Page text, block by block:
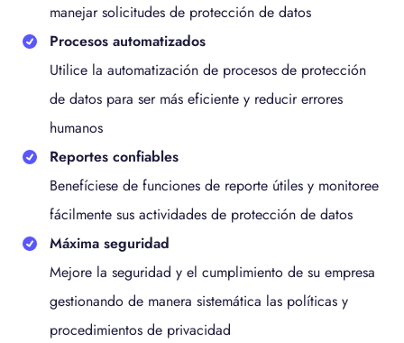
manejar solicitudes de protección de datos
Procesos automatizados
Utilice la automatización de procesos de protección
de datos para ser más eficiente y reducir errores
humanos
Reportes confiables
Benefíciese de funciones de reporte útiles y monitoree
fácilmente sus actividades de protección de datos
Máxima seguridad
Mejore la seguridad y el cumplimiento de su empresa
gestionando de manera sistemática las políticas y
procedimientos de privacidad